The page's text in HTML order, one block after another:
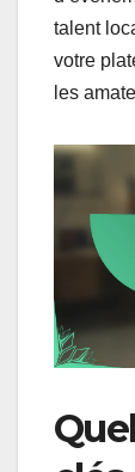
talent
votre
les